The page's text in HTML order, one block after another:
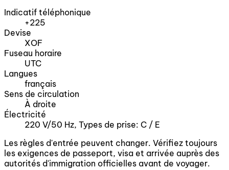
Indicatif téléphonique
+225
Devise
XOF
Fuseau horaire
UTC
Langues
français
Sens de circulation
À droite
Électricité
220 V/50 Hz, Types de prise: C / E
Les règles d'entrée peuvent changer. Vérifiez toujours
les exigences de passeport, visa et arrivée auprès des
autorités d'immigration officielles avant de voyager.